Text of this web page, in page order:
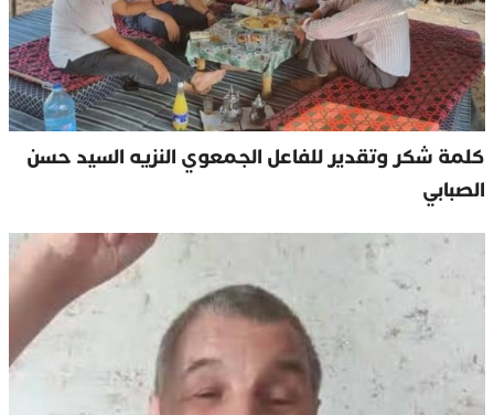
كلمة شكر وتقدير للفاعل الجمعوي النزيه السيد حسن
الصبابي